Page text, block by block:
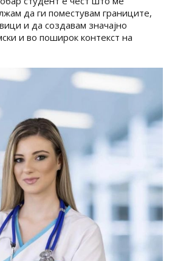
да ги поместувам границите,
и да создавам значајно
и во поширок контекст на